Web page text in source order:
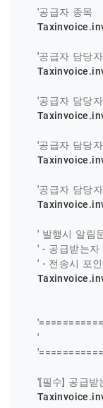
'공급자 종목
'공급자 담당
'공급자 담당
'공급자 담당
'공급자 담당
' 발행시 알림
' - 공급받는
' - 전송시 포
'
'[필수] 공급받